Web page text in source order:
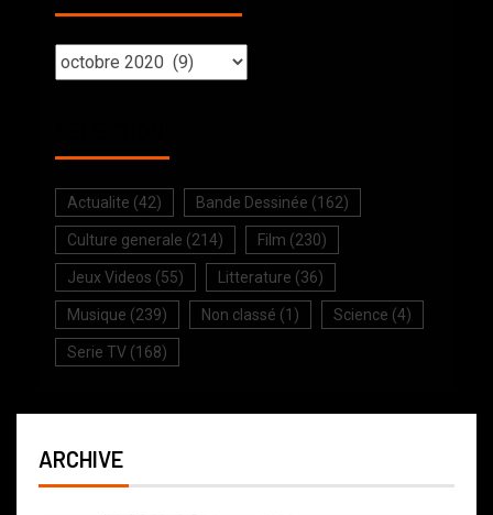
Actualite (42) Bande Dessinée (162)
Culture generale (214) Film (230)
Jeux Videos (55) Litterature (36)
Musique (239) Non classé (1) Science (4)
Serie TV (168)
ARCHIVE